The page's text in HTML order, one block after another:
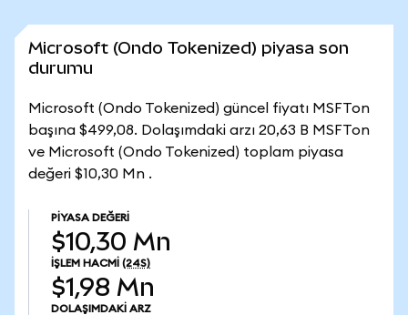
Microsoft (Ondo Tokenized) piyasa son
durumu
Microsoft (Ondo Tokenized) güncel fiyatı MSFTon
başına $499,08. Dolaşımdaki arzı 20,63 B MSFTon
ve Microsoft (Ondo Tokenized) toplam piyasa
değeri $10,30 Mn .
PIYASA DEĞERI
$10,30 Mn
İŞLEM HACMI (24S)
$1,98 Mn
DOLAŞIMDAKI ARZ